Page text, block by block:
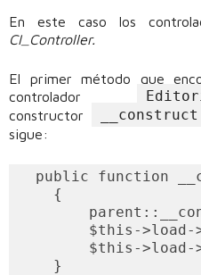
En este caso los
CI_Controller.
El primer método que
controlador
constructor
__construct
sigue:
public function
    {
$this-
$this->load-